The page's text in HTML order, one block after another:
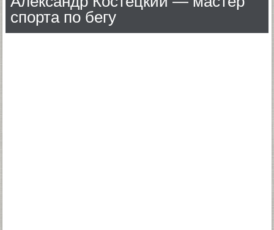
спорта по бегу